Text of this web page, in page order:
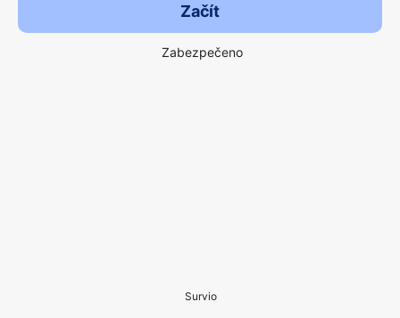
Začít
Zabezpečeno
Survio